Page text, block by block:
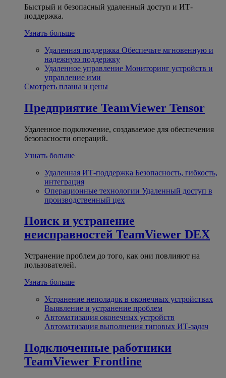
Быстрый и безопасный удаленный доступ и ИТ-
поддержка.
Узнать больше
Удаленная поддержка Обеспечьте мгновенную и
надежную поддержку
Удаленное управление Мониторинг устройств и
управление ими
Смотреть планы и цены
Предприятие TeamViewer Tensor
Удаленное подключение, создаваемое для обеспечения
безопасности операций.
Узнать больше
Удаленная ИТ-поддержка Безопасность, гибкость,
интеграция
Операционные технологии Удаленный доступ в
производственный цех
Поиск и устранение
неисправностей TeamViewer DEX
Устранение проблем до того, как они повлияют на
пользователей.
Узнать больше
Устранение неполадок в оконечных устройствах
Выявление и устранение проблем
Автоматизация оконечных устройств
Автоматизация выполнения типовых ИТ-задач
Подключенные работники
TeamViewer Frontline